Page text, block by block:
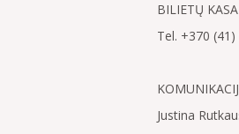
BILIETŲ KASA
Tel. +370
Justina